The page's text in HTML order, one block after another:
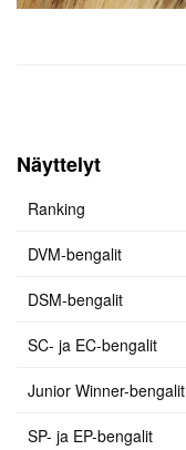
Näyttelyt
Ranking
DVM-bengalit
DSM-bengalit
SC- ja EC-bengalit
Junior Winner-bengalit
SP- ja EP-bengalit